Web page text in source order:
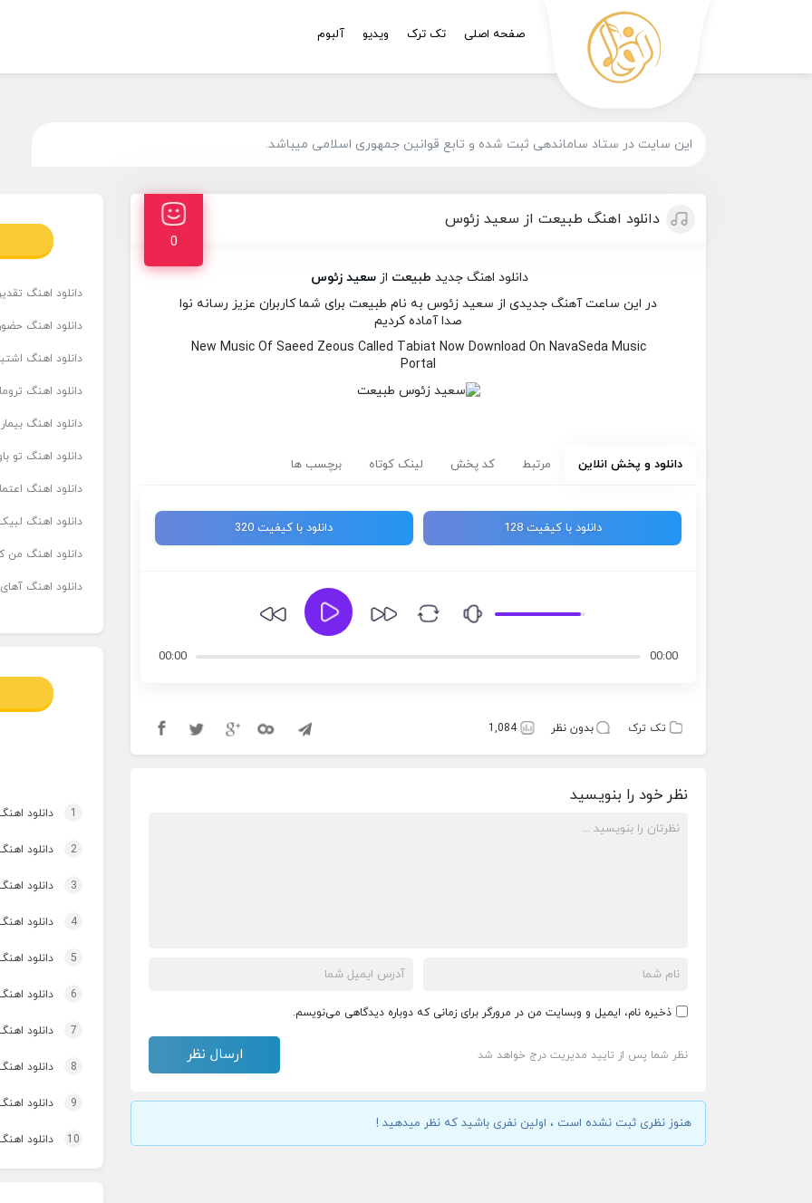
صفحه اصلی تک ترک ویدیو آلبوم
این سایت در ستاد ساماندهی ثبت شده و تابع قوانین جمهوری اسلامی میباشد.
دانلود اهنگ طبیعت از سعید زئوس
0
دانلود اهنگ جدید طبیعت ازسعید زئوس
در این ساعت آهنگ جدیدی از سعید زئوس به نام طبیعت برای شما کاربران عزیز رسانه نوا
صدا آماده کردیم
New Music Of Saeed Zeous Called Tabiat Now Download On NavaSeda Music
Portal
دانلود و پخش انلاین مرتبط کد پخش لینک کوتاه برچسب ها
دانلود با کیفیت 128 دانلود با کیفیت 320
00:00
00:00
تک ترک بدون نظر 1,084
نظر خود را بنویسید
ذخیره نام، ایمیل و وبسایت من در مرورگر برای زمانی که دوباره دیدگاهی می‌نویسم.
نظر شما پس از تایید مدیریت درج خواهد شد
هنوز نظری ثبت نشده است ، اولین نفری باشید که نظر میدهید !
دانلود اهنگ
دانلود اهنگ
دانلود اهنگ
دانلود اهنگ
دانلود اهنگ
دانلود اهنگ تو
دانلود اهنگ
دانلود اهنگ
دانلود اهنگ من
دانلود اهنگ
1 دانلود اهنگ تاپ و
2 دانلود
3 دانلود اهنگ برنو
4 دانلود
5 دانلود
6 دانلود
7 دانلود
8 دانلود
9 دانلود
10 دانلود